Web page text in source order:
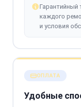
Гарантийный
каждого
и условия
ОПЛАТА
Удобные